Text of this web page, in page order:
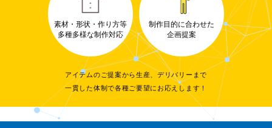
素材・形状・作り方等
多種多様な制作対応
制作目的に合わせた
企画提案
アイテムのご提案から生産、デリバリーまで
一貫した体制で各種ご要望にお応えします！